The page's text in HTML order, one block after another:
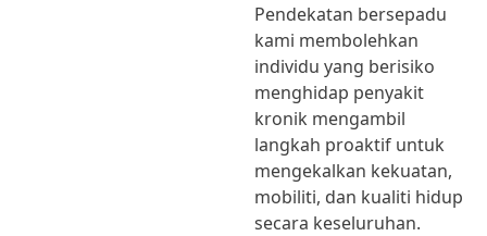
Pendekatan bersepadu
kami membolehkan
individu yang berisiko
menghidap penyakit
kronik mengambil
langkah proaktif untuk
mengekalkan kekuatan,
mobiliti, dan kualiti hidup
secara keseluruhan.